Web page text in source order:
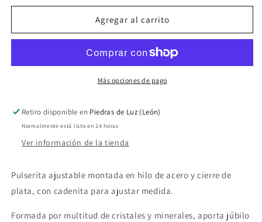
para
de
piedritas
para
Pulserita
de
alegría
piedritas
pequeñas
Agregar al carrito
Más opciones de pago
Retiro disponible en Piedras de Luz (León)
Normalmente está listo en 24 horas
Ver información de la tienda
Pulserita ajustable montada en hilo de acero y cierre de
plata, con cadenita para ajustar medida.
Formada por multitud de cristales y minerales, aporta júbilo